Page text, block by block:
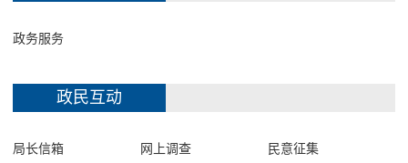
政务服务
政民互动
局长信箱 网上调查 民意征集